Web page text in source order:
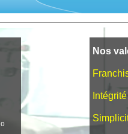
Nos
Intégrité